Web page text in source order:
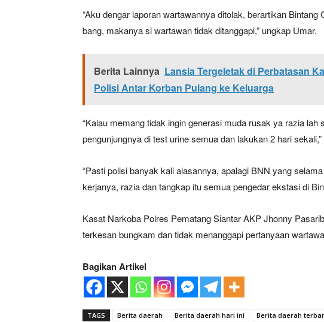
News Week
Magazine PRO
“Aku dengar laporan wartawannya ditolak, berartikan
bang, makanya si wartawan tidak ditanggapi,” ungkap Umar.
Berita Lainnya Lansia Tergeletak di Perbatasan
Polisi Antar Korban Pulang ke Keluarga
“Kalau memang tidak ingin generasi muda rusak ya razia lah
pengunjungnya di test urine semua dan lakukan 2 hari
“Pasti polisi banyak kali alasannya, apalagi BNN yang
kerjanya, razia dan tangkap itu semua pengedar ekstasi di
Kasat Narkoba Polres Pematang Siantar AKP Jhonny
terkesan bungkam dan tidak menanggapi pertanyaan
Bagikan Artikel
TAGS Berita daerah Berita daerah hari ini Berita daerah